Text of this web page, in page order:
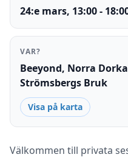
Välkommen till privata
24:e mars, 13:00 -
VAR?
Beeyond, Norra
Strömsbergs Bruk
Visa på karta